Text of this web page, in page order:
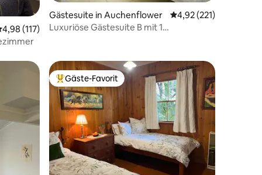
Bewertungen
Bewertung: 4,98 von 5, 117 Bewertungen
4,98 (117)
Gästesuite in Auchenflower Durchschnittliche
4,92 (221)
Luxuriöse Gästesuite B mit 1
Beliebter Gäste-Favorit.
Gäste-Favorit